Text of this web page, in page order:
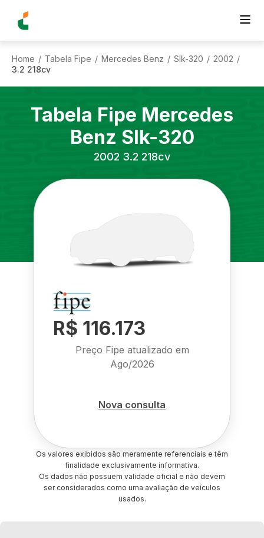
Home / Tabela Fipe / Mercedes Benz / Slk-320 / 2002 /
3.2 218cv
Tabela Fipe Mercedes
Benz Slk-320
2002 3.2 218cv
R$ 116.173
Preço Fipe atualizado em
Ago/2026
Nova consulta
Os valores exibidos são meramente referenciais e têm
finalidade exclusivamente informativa.
Os dados não possuem validade oficial e não devem
ser considerados como uma avaliação de veículos
usados.